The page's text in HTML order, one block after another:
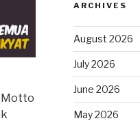
Motto
ARCHIVES
August 2026
July 2026
June 2026
May 2026